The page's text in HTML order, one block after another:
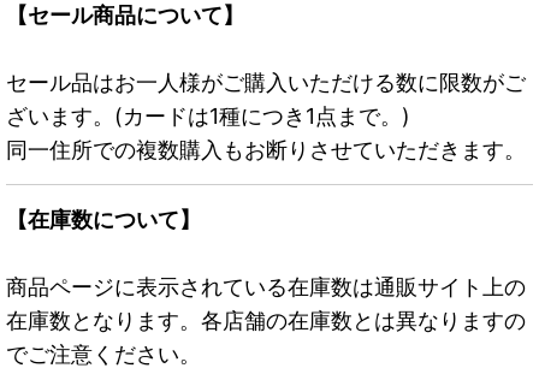
【セール商品について】
セール品はお一人様がご購入いただける数に限数がご
ざいます。(カードは1種につき1点まで。)
同一住所での複数購入もお断りさせていただきます。
【在庫数について】
商品ページに表示されている在庫数は通販サイト上の
在庫数となります。各店舗の在庫数とは異なりますの
でご注意ください。